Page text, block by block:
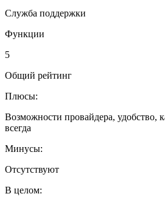
Служба поддержки
Функции
5
Общий рейтинг
Плюсы:
Возможности провайдера, удобство,
всегда
Минусы:
Отсутствуют
В целом: